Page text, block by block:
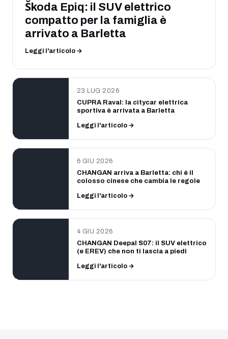
Škoda Epiq: il SUV elettrico
compatto per la famiglia è
arrivato a Barletta
Leggi l'articolo →
23 LUG 2026
CUPRA Raval: la citycar elettrica
sportiva è arrivata a Barletta
Leggi l'articolo →
6 GIU 2026
CHANGAN arriva a Barletta: chi è il
colosso cinese che cambia le regole
Leggi l'articolo →
4 GIU 2026
CHANGAN Deepal S07: il SUV elettrico
(e EREV) che non ti lascia a piedi
Leggi l'articolo →